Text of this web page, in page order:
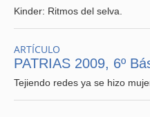
Kinder: Ritmos del selva.
ARTÍCULO
PATRIAS 2009, 6º
Tejiendo redes ya se hizo